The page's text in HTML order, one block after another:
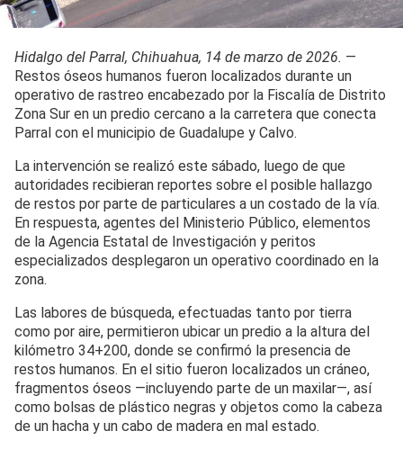
Hidalgo del Parral, Chihuahua, 14 de marzo de 2026. —
Restos óseos humanos fueron localizados durante un
operativo de rastreo encabezado por la Fiscalía de Distrito
Zona Sur en un predio cercano a la carretera que conecta
Parral con el municipio de Guadalupe y Calvo.
La intervención se realizó este sábado, luego de que
autoridades recibieran reportes sobre el posible hallazgo
de restos por parte de particulares a un costado de la vía.
En respuesta, agentes del Ministerio Público, elementos
de la Agencia Estatal de Investigación y peritos
especializados desplegaron un operativo coordinado en la
zona.
Las labores de búsqueda, efectuadas tanto por tierra
como por aire, permitieron ubicar un predio a la altura del
kilómetro 34+200, donde se confirmó la presencia de
restos humanos. En el sitio fueron localizados un cráneo,
fragmentos óseos —incluyendo parte de un maxilar—, así
como bolsas de plástico negras y objetos como la cabeza
de un hacha y un cabo de madera en mal estado.